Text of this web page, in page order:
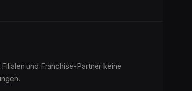
und Franchise-Partner keine